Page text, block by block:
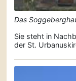
Das
Sie steht in
der St.